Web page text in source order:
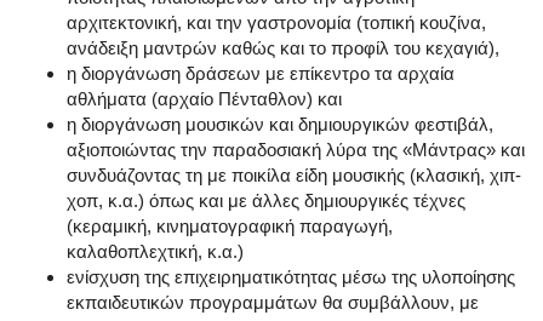
αρχιτεκτονική, και την γαστρονομία (τοπική κουζίνα,
ανάδειξη μαντρών καθώς και το προφίλ του κεχαγιά),
η διοργάνωση δράσεων με επίκεντρο τα αρχαία
αθλήματα (αρχαίο Πένταθλον) και
η διοργάνωση μουσικών και δημιουργικών φεστιβάλ,
αξιοποιώντας την παραδοσιακή λύρα της «Μάντρας» και
συνδυάζοντας τη με ποικίλα είδη μουσικής (κλασική, χιπ-
χοπ, κ.α.) όπως και με άλλες δημιουργικές τέχνες
(κεραμική, κινηματογραφική παραγωγή,
καλαθοπλεχτική, κ.α.)
ενίσχυση της επιχειρηματικότητας μέσω της υλοποίησης
εκπαιδευτικών προγραμμάτων θα συμβάλλουν, με